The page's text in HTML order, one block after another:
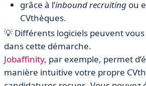
grâce à l’inbound recruiting ou
CVthèques.
💡 Différents logiciels peuvent
dans cette démarche.
Jobaffinity, par exemple, permet
manière intuitive votre propre